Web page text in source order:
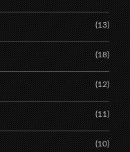
(13)
(18)
(12)
(11)
(10)